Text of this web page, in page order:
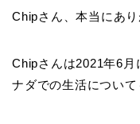
Chipさん、本当にあ
Chipさんは2021年6月
ナダでの生活について